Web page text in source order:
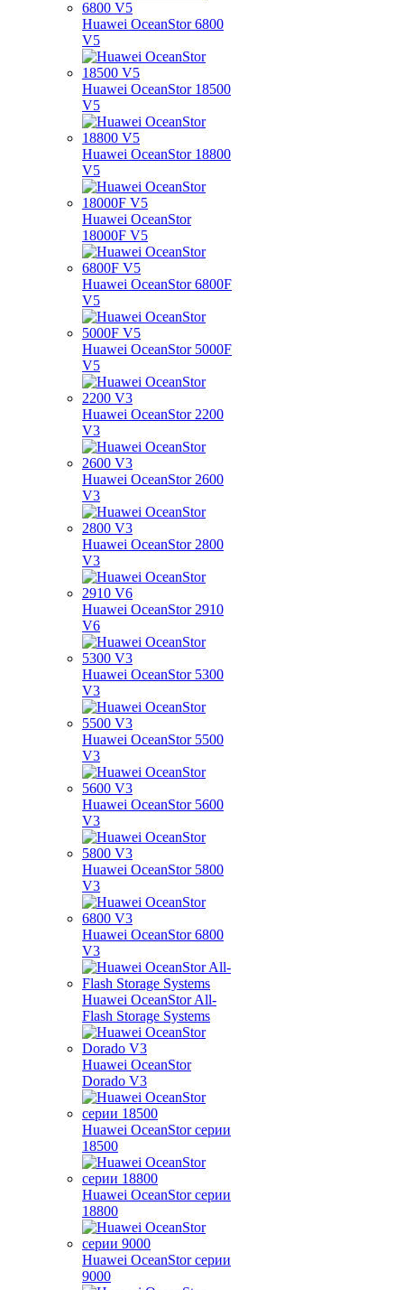
Huawei OceanStor 6800
V5
Huawei OceanStor 18500
V5
Huawei OceanStor 18800
V5
Huawei OceanStor
18000F V5
Huawei OceanStor 6800F
V5
Huawei OceanStor 5000F
V5
Huawei OceanStor 2200
V3
Huawei OceanStor 2600
V3
Huawei OceanStor 2800
V3
Huawei OceanStor 2910
V6
Huawei OceanStor 5300
V3
Huawei OceanStor 5500
V3
Huawei OceanStor 5600
V3
Huawei OceanStor 5800
V3
Huawei OceanStor 6800
V3
Huawei OceanStor All-
Flash Storage Systems
Huawei OceanStor
Dorado V3
Huawei OceanStor серии
18500
Huawei OceanStor серии
18800
Huawei OceanStor серии
9000